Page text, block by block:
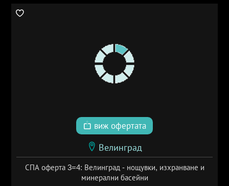
виж офертата
Велинград
СПА оферта 3=4: Велинград - нощувки, изхранване и
минерални басейни